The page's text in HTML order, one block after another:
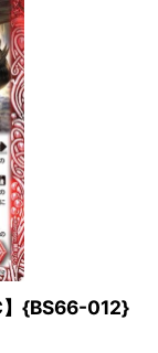
】{BS66-012}